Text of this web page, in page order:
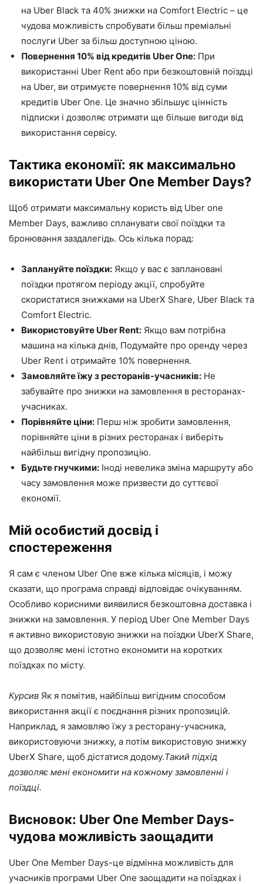
на Uber Black та 40% знижки на Comfort Electric – це
чудова можливість спробувати більш преміальні
послуги Uber за більш доступною ціною.
Повернення 10% від кредитів Uber One: При
використанні Uber Rent або при безкоштовній поїздці
на Uber, ви отримуєте повернення 10% від суми
кредитів Uber One. Це значно збільшує цінність
підписки і дозволяє отримати ще більше вигоди від
використання сервісу.
Тактика економії: як максимально
використати Uber One Member Days?
Щоб отримати максимальну користь від Uber one
Member Days, важливо спланувати свої поїздки та
бронювання заздалегідь. Ось кілька порад:
Заплануйте поїздки: Якщо у вас є заплановані
поїздки протягом періоду акції, спробуйте
скористатися знижками на UberX Share, Uber Black та
Comfort Electric.
Використовуйте Uber Rent: Якщо вам потрібна
машина на кілька днів, Подумайте про оренду через
Uber Rent і отримайте 10% повернення.
Замовляйте їжу з ресторанів-учасників: Не
забувайте про знижки на замовлення в ресторанах-
учасниках.
Порівняйте ціни: Перш ніж зробити замовлення,
порівняйте ціни в різних ресторанах і виберіть
найбільш вигідну пропозицію.
Будьте гнучкими: Іноді невелика зміна маршруту або
часу замовлення може призвести до суттєвої
економії.
Мій особистий досвід і
спостереження
Я сам є членом Uber One вже кілька місяців, і можу
сказати, що програма справді відповідає очікуванням.
Особливо корисними виявилися безкоштовна доставка і
знижки на замовлення. У період Uber One Member Days
я активно використовую знижки на поїздки UberX Share,
що дозволяє мені істотно економити на коротких
поїздках по місту.
Курсив Як я помітив, найбільш вигідним способом
використання акції є поєднання різних пропозицій.
Наприклад, я замовляю їжу з ресторану-учасника,
використовуючи знижку, а потім використовую знижку
UberX Share, щоб дістатися додому.Такий підхід
дозволяє мені економити на кожному замовленні і
поїздці.
Висновок: Uber One Member Days-
чудова можливість заощадити
Uber One Member Days-це відмінна можливість для
учасників програми Uber One заощадити на поїздках і